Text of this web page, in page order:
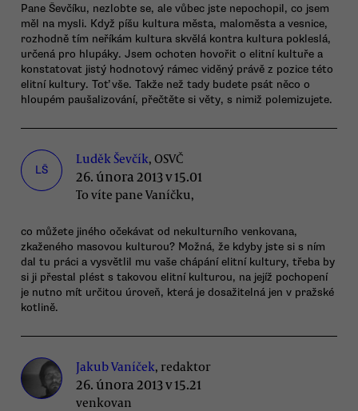
Pane Ševčíku, nezlobte se, ale vůbec jste nepochopil, co jsem
měl na mysli. Když píšu kultura města, maloměsta a vesnice,
rozhodně tím neříkám kultura skvělá kontra kultura pokleslá,
určená pro hlupáky. Jsem ochoten hovořit o elitní kultuře a
konstatovat jistý hodnotový rámec viděný právě z pozice této
elitní kultury. Toť vše. Takže než tady budete psát něco o
hloupém paušalizování, přečtěte si věty, s nimiž polemizujete.
LŠ
Luděk Ševčík, OSVČ
26. února 2013 v 15.01
To víte pane Vaníčku,
co můžete jiného očekávat od nekulturního venkovana,
zkaženého masovou kulturou? Možná, že kdyby jste si s ním
dal tu práci a vysvětlil mu vaše chápání elitní kultury, třeba by
si ji přestal plést s takovou elitní kulturou, na jejíž pochopení
je nutno mít určitou úroveň, která je dosažitelná jen v pražské
kotlině.
Jakub Vaníček, redaktor
26. února 2013 v 15.21
venkovan